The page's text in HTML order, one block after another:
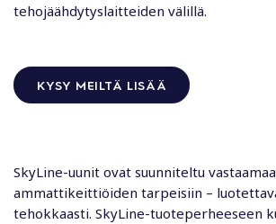
tehojäähdytyslaitteiden välillä.
KYSY MEILTÄ LISÄÄ
SkyLine-uunit ovat suunniteltu
ammattikeittiöiden tarpeisiin –
tehokkaasti. SkyLine-tuoteperheeseen